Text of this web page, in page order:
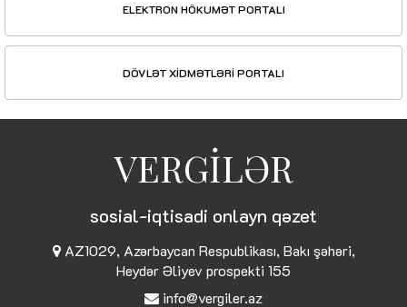
ELEKTRON HÖKUMƏT PORTALI
DÖVLƏT XİDMƏTLƏRİ PORTALI
VERGİLƏR
sosial-iqtisadi onlayn qəzet
AZ1029, Azərbaycan Respublikası, Bakı şəhəri,
Heydər Əliyev prospekti 155
info@vergiler.az